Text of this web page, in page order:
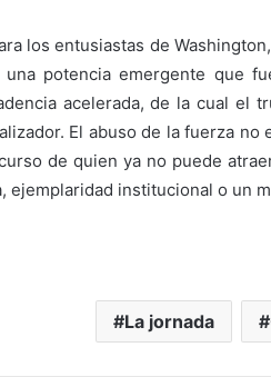
los entusiastas de
una potencia emergente que
acelerada, de la cual el
El abuso de la fuerza
de quien ya no puede
ejemplaridad institucional o un
La jornada